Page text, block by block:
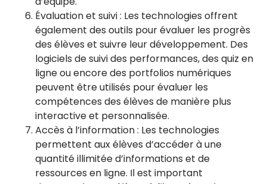
Évaluation et suivi : Les technologies offrent
également des outils pour évaluer les progrès
des élèves et suivre leur développement. Des
logiciels de suivi des performances, des quiz en
ligne ou encore des portfolios numériques
peuvent être utilisés pour évaluer les
compétences des élèves de manière plus
interactive et personnalisée.
Accès à l’information : Les technologies
permettent aux élèves d’accéder à une
quantité illimitée d’informations et de
ressources en ligne. Il est important